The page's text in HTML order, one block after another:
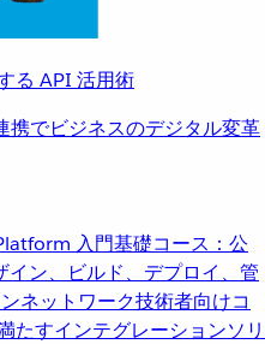
る API 活用術
でビジネスのデジタル変革
入門基礎コース：公
ン、ビルド、デプロイ、管
ネットワーク技術者向けコ
たすインテグレーションソリ